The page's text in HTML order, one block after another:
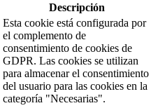
Descripción
Esta cookie está configurada por
el complemento de
consentimiento de cookies de
GDPR. Las cookies se utilizan
para almacenar el consentimiento
del usuario para las cookies en la
categoría "Necesarias".